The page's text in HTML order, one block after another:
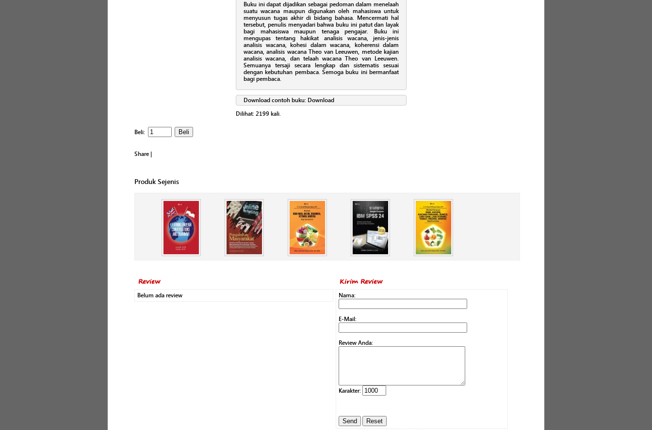
Buku ini dapat dijadikan sebagai pedoman dalam menelaah
suatu wacana maupun digunakan oleh mahasiswa untuk
menyusun tugas akhir di bidang bahasa. Mencermati hal
tersebut, penulis menyadari bahwa buku ini patut dan layak
bagi mahasiswa maupun tenaga pengajar. Buku ini
mengupas tentang hakikat analisis wacana, jenis-jenis
analisis wacana, kohesi dalam wacana, koherensi dalam
wacana, analisis wacana Theo van Leeuwen, metode kajian
analisis wacana, dan telaah wacana Theo van Leeuwen.
Semuanya tersaji secara lengkap dan sistematis sesuai
dengan kebutuhan pembaca. Semoga buku ini bermanfaat
bagi pembaca.
Download contoh buku: Download
Dilihat: 2199 kali.
Beli:
Share |
Produk Sejenis
Review
Belum ada review
Kirim Review
Nama:
E-Mail:
Review Anda:
Karakter: